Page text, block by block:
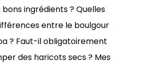
bons ingrédients ? Quelles
entre le boulgour
? Faut-il obligatoirement
des haricots secs ? Mes